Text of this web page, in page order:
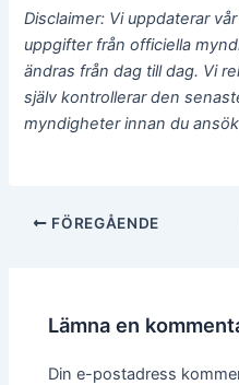
Disclaimer: Vi uppdaterar
uppgifter från officiella
ändras från dag till dag. Vi
själv kontrollerar den
myndigheter innan du
Inläggsnavigering
FÖREGÅENDE
Lämna en
Din e-postadress